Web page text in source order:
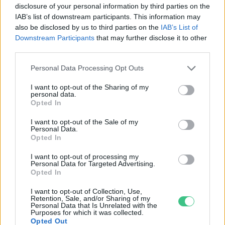
disclosure of your personal information by third parties on the
IAB’s list of downstream participants. This information may
also be disclosed by us to third parties on the IAB’s List of
Downstream Participants that may further disclose it to other
Personal Data Processing Opt Outs
I want to opt-out of the Sharing of my
personal data.
Opted In
I want to opt-out of the Sale of my
Personal Data.
Opted In
I want to opt-out of processing my
Personal Data for Targeted Advertising.
Opted In
I want to opt-out of Collection, Use,
Retention, Sale, and/or Sharing of my
Personal Data that Is Unrelated with the
Purposes for which it was collected.
Opted Out
is. A jó idő beköszöntével érdemes minél többet felkeresni.
Születésnapi programokkal várja a
hétvégén a közönséget a 160 éves
Fővárosi Állatkert